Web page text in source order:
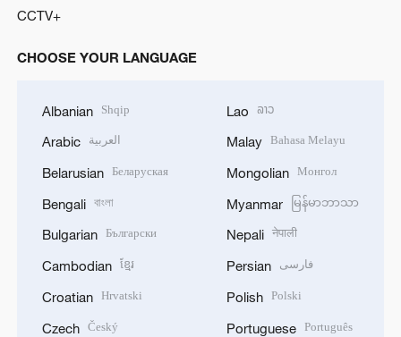
CCTV+
CHOOSE YOUR LANGUAGE
Albanian Shqip
Arabic العربية
Belarusian Беларуская
Bengali বাংলা
Bulgarian Български
Cambodian ខ្មែរ
Croatian Hrvatski
Czech Český
Lao ລາວ
Malay Bahasa Melayu
Mongolian Монгол
Myanmar မြန်မာဘာသာ
Nepali नेपाली
Persian فارسی
Polish Polski
Portuguese Português